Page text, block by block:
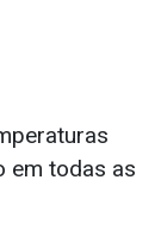
em todas as